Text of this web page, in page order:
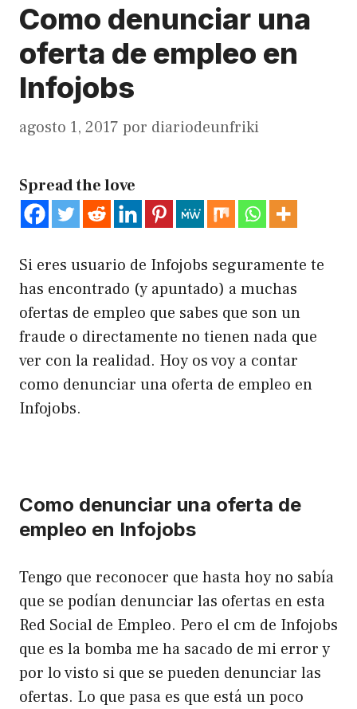
Como denunciar una
oferta de empleo en
Infojobs
agosto 1, 2017 por diariodeunfriki
Spread the love
Si eres usuario de Infojobs seguramente te
has encontrado (y apuntado) a muchas
ofertas de empleo que sabes que son un
fraude o directamente no tienen nada que
ver con la realidad. Hoy os voy a contar
como denunciar una oferta de empleo en
Infojobs.
Como denunciar una oferta de
empleo en Infojobs
Tengo que reconocer que hasta hoy no sabía
que se podían denunciar las ofertas en esta
Red Social de Empleo. Pero el cm de Infojobs
que es la bomba me ha sacado de mi error y
por lo visto si que se pueden denunciar las
ofertas. Lo que pasa es que está un poco